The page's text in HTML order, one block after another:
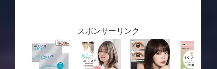
スポンサーリンク